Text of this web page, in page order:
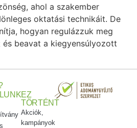
ahol a szakember
oktatási technikáit. De
hogyan regulázzuk meg
beavat a kiegyensúlyozott
EZ
TÖRTÉNT
Akciók,
kampányok